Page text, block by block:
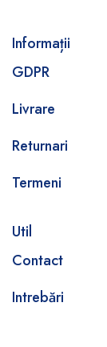
Informații
GDPR
Livrare
Returnari
Termeni
Util
Contact
Intrebări